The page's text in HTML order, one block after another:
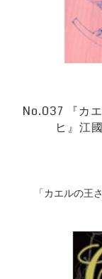
No.037 『カ
ヒ』江
「カエルの王